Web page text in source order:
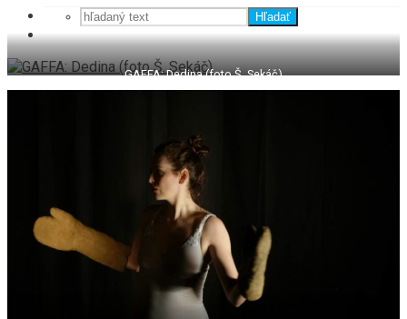
Hľadať
GAFFA: Dedina (foto Š. Sekáč)